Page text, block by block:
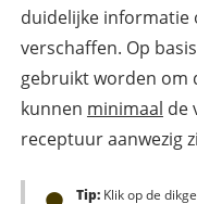
duidelijke
verschaffen. Op
gebruikt worden om
kunnen minimaal de
receptuur aanwezig
Tip:Klik op de